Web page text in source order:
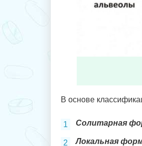
В основе
Солитарная
Локальная